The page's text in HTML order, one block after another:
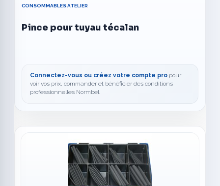
CONSOMMABLES ATELIER
Pince pour tuyau técalan
Connectez-vous ou créez votre compte pro pour
voir vos prix, commander et bénéficier des conditions
professionnelles Normbel.